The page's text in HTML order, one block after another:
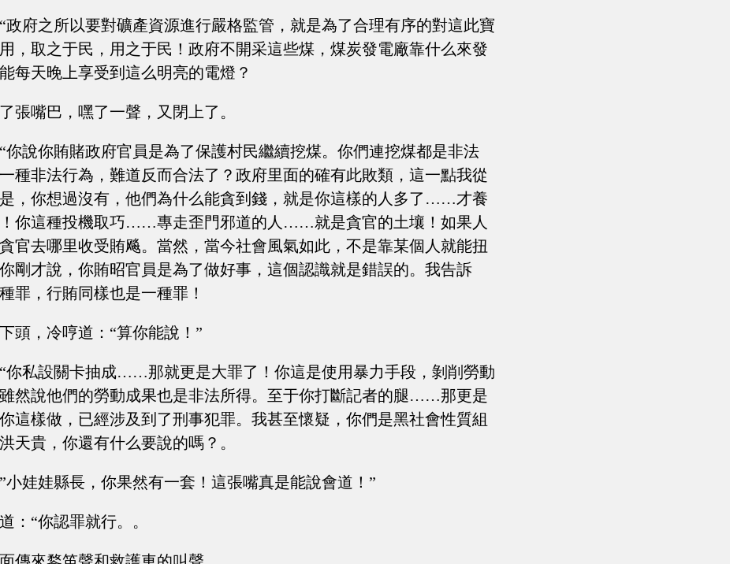
政府之所以要對礦產資源進行嚴格監管，就是為了合理有序的對這此寶
，取之于民，用之于民！政府不開采這些煤，煤炭發電廠靠什么來發
每天晚上享受到這么明亮的電燈？
張嘴巴，嘿了一聲，又閉上了。
你說你賄賭政府官員是為了保護村民繼續挖煤。你們連挖煤都是非法
種非法行為，難道反而合法了？政府里面的確有此敗類，這一點我從
，你想過沒有，他們為什么能貪到錢，就是你這樣的人多了……才養
你這種投機取巧……專走歪門邪道的人……就是貪官的土壤！如果人
官去哪里收受賄飚。當然，當今社會風氣如此，不是靠某個人就能扭
剛才說，你賄昭官員是為了做好事，這個認識就是錯誤的。我告訴
罪，行賄同樣也是一種罪！
頭，冷哼道：“算你能說！”
你私設關卡抽成……那就更是大罪了！你這是使用暴力手段，剝削勞動
然說他們的勞動成果也是非法所得。至于你打斷記者的腿……那更是
這樣做，已經涉及到了刑事犯罪。我甚至懷疑，你們是黑社會性質組
天貴，你還有什么要說的嗎？。
小娃娃縣長，你果然有一套！這張嘴真是能說會道！”
：“你認罪就行。。